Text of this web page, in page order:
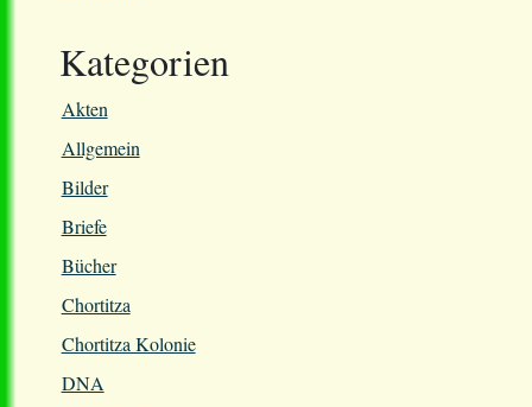
Kategorien
Akten
Allgemein
Bilder
Briefe
Bücher
Chortitza
Chortitza Kolonie
DNA